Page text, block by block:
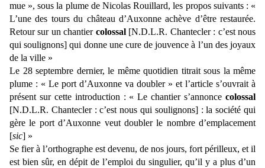
mue », sous la plume de Nicolas Rouillard, les propos suivants : «
L’une des tours du château d’Auxonne achève d’être restaurée.
Retour sur un chantier colossal [N.D.L.R. Chantecler : c’est nous
qui soulignons] qui donne une cure de jouvence à l’un des joyaux
de la ville »
Le 28 septembre dernier, le même quotidien titrait sous la même
plume : « Le port d’Auxonne va doubler » et l’article s’ouvrait à
présent sur cette introduction : « Le chantier s’annonce colossal
[N.D.L.R. Chantecler : c’est nous qui soulignons] : la société qui
gère le port d’Auxonne veut doubler le nombre d’emplacement
[sic] »
Se fier à l’orthographe est devenu, de nos jours, fort périlleux, et il
est bien sûr, en dépit de l’emploi du singulier, qu’il y a plus d’un